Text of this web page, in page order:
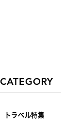
CATEGORY
トラベル特集